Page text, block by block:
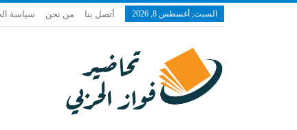
السبت, أغسطس 8, 2026 أتصل بنا من نحن سياسة